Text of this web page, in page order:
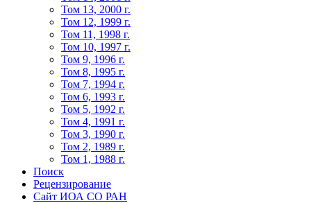
Том 13, 2000 г.
Том 12, 1999 г.
Том 11, 1998 г.
Том 10, 1997 г.
Том 9, 1996 г.
Том 8, 1995 г.
Том 7, 1994 г.
Том 6, 1993 г.
Том 5, 1992 г.
Том 4, 1991 г.
Том 3, 1990 г.
Том 2, 1989 г.
Том 1, 1988 г.
Поиск
Рецензирование
Сайт ИОА СО РАН